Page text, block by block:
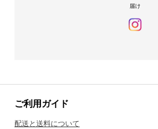
届け
ご利用ガイド
配送と送料について